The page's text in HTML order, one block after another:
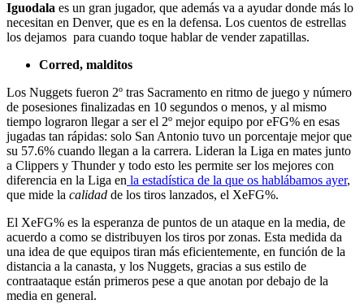
Iguodala es un gran jugador, que además va a ayudar donde más lo
necesitan en Denver, que es en la defensa. Los cuentos de estrellas
los dejamos para cuando toque hablar de vender zapatillas.
Corred, malditos
Los Nuggets fueron 2º tras Sacramento en ritmo de juego y número
de posesiones finalizadas en 10 segundos o menos, y al mismo
tiempo lograron llegar a ser el 2º mejor equipo por eFG% en esas
jugadas tan rápidas: solo San Antonio tuvo un porcentaje mejor que
su 57.6% cuando llegan a la carrera. Lideran la Liga en mates junto
a Clippers y Thunder y todo esto les permite ser los mejores con
diferencia en la Liga en la estadística de la que os hablábamos ayer,
que mide la calidad de los tiros lanzados, el XeFG%.
El XeFG% es la esperanza de puntos de un ataque en la media, de
acuerdo a como se distribuyen los tiros por zonas. Esta medida da
una idea de que equipos tiran más eficientemente, en función de la
distancia a la canasta, y los Nuggets, gracias a sus estilo de
contraataque están primeros pese a que anotan por debajo de la
media en general.